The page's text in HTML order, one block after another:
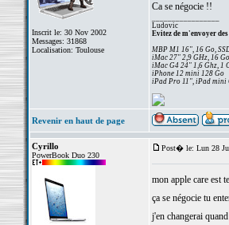
Inscrit le: 30 Nov 2002
Messages: 31868
Localisation: Toulouse
Ca se négocie !!
Ludovic
Evitez de m'envoyer
MBP M1 16", 16 Go,
iMac 27" 2,9 GHz, 16
iMac G4 24" 1,6 Ghz, 1
iPhone 12 mini 128 Go
iPad Pro 11", iPad mini
Revenir en haut de page
Cyrillo
PowerBook Duo 230
Post� le: Lun 28
mon apple care est
ça se négocie tu
j'en changerai